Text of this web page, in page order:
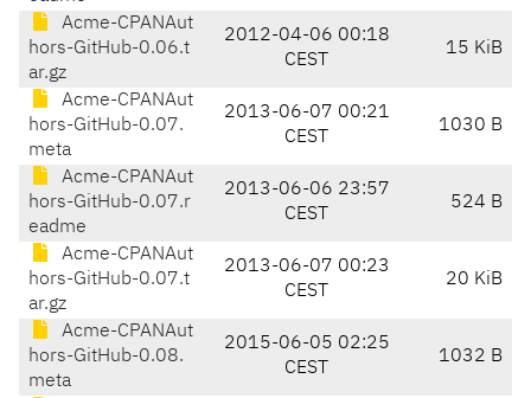
Acme-CPANAut
hors-GitHub-0.06.t
ar.gz
2012-04-06 00:18
CEST
15 KiB
Acme-CPANAut
hors-GitHub-0.07.
meta
2013-06-07 00:21
CEST
1030 B
Acme-CPANAut
hors-GitHub-0.07.r
eadme
2013-06-06 23:57
CEST
524 B
Acme-CPANAut
hors-GitHub-0.07.t
ar.gz
2013-06-07 00:23
CEST
20 KiB
Acme-CPANAut
hors-GitHub-0.08.
meta
2015-06-05 02:25
CEST
1032 B